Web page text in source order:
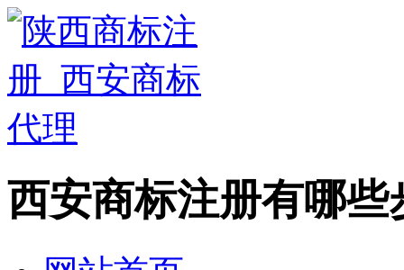
西安商标注册有哪些